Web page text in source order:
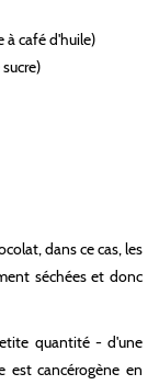
à café d'huile)
dans ce cas, les
séchées et donc
quantité - d'une
est cancérogène en